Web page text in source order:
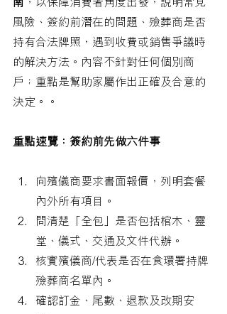
風險、簽約前潛在的問題、殮葬商是否
持有合法牌照，遇到收費或銷售爭議時
的解決方法。內容不針對任何個別商
戶；重點是幫助家屬作出正確及合意的
決定。。
重點速覽：簽約前先做六件事
向殯儀商要求書面報價，列明套餐
內外所有項目。
問清楚「全包」是否包括棺木、靈
堂、儀式、交通及文件代辦。
核實殯儀商/代表是否在食環署持牌
殮葬商名單內。
確認訂金、尾數、退款及改期安